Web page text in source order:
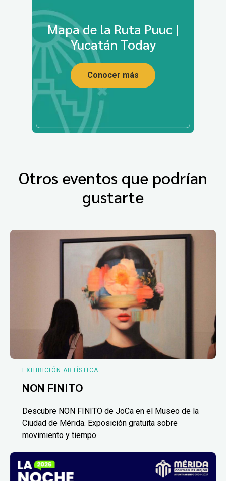
Mapa de la Ruta Puuc |
Yucatán Today
Conocer más
Otros eventos que podrían
gustarte
EXHIBICIÓN ARTÍSTICA
NON FINITO
Descubre NON FINITO de JoCa en el Museo de la
Ciudad de Mérida. Exposición gratuita sobre
movimiento y tiempo.